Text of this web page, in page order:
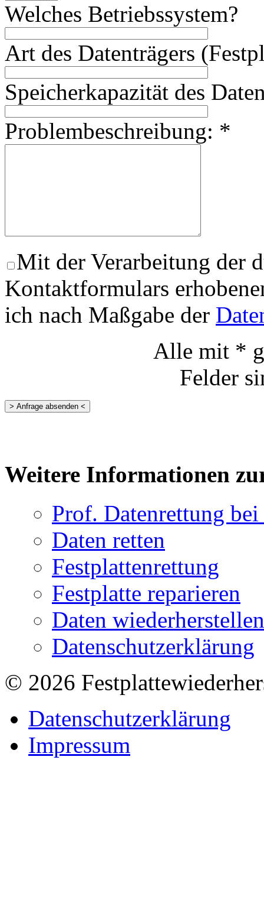
Welches Betriebssystem?
Art des Datenträgers
Speicherkapazität des
Problembeschreibung: *
Mit der Verarbeitung der
Kontaktformulars
ich nach Maßgabe der
Alle mit *
Felder
Weitere Informationen
Prof. Datenrettung bei
Daten retten
Festplattenrettung
Festplatte reparieren
Daten wiederherstellen
Datenschutzerklärung
© 2026
Datenschutzerklärung
Impressum